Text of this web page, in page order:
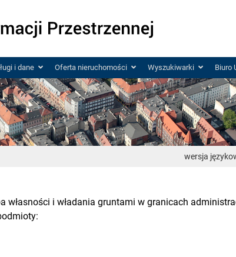
i dane Oferta nieruchomości Wyszukiwarki Biuro
wersja
własności i władania gruntami w granicach